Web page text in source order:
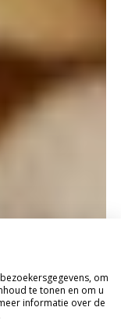
om
te tonen en om u
informatie over de